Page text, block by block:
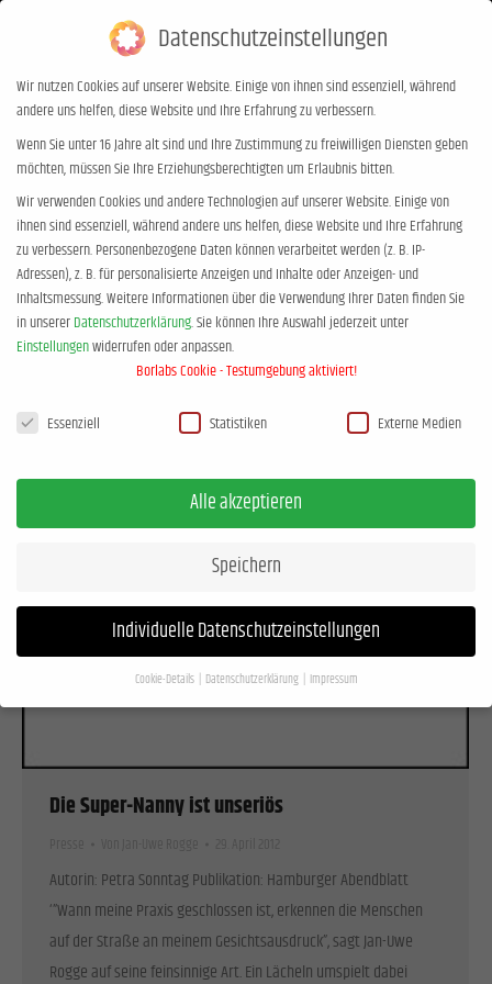
0,00€
Tages-Archive:29. April 2012
Sie befinden sich hier:
Start 2012 April 29
Die Super-Nanny ist unseriös
Autorin: Petra Sonntag Publikation: Hamburger Abendblatt
‘”Wann meine Praxis geschlossen ist, erkennen die Menschen
auf der Straße an meinem Gesichtsausdruck”, sagt Jan-Uwe
Rogge auf seine feinsinnige Art. Ein Lächeln umspielt dabei
Datenschutzeinstellungen
Wir nutzen Cookies auf unserer Website. Einige von ihnen sind essenziell, während
andere uns helfen, diese Website und Ihre Erfahrung zu verbessern.
Wenn Sie unter 16 Jahre alt sind und Ihre Zustimmung zu freiwilligen Diensten geben
möchten, müssen Sie Ihre Erziehungsberechtigten um Erlaubnis bitten.
Wir verwenden Cookies und andere Technologien auf unserer Website. Einige von
ihnen sind essenziell, während andere uns helfen, diese Website und Ihre Erfahrung
zu verbessern.Personenbezogene Daten können verarbeitet werden (z. B. IP-
Adressen), z. B. für personalisierte Anzeigen und Inhalte oder Anzeigen- und
Inhaltsmessung.Weitere Informationen über die Verwendung Ihrer Daten finden Sie
in unsererDatenschutzerklärung.Sie können Ihre Auswahl jederzeit unter
Einstellungenwiderrufen oder anpassen.
Borlabs Cookie - Testumgebung aktiviert!
Datenschutzeinstellungen
Essenziell Statistiken Externe Medien
Alle akzeptieren
Speichern
Individuelle Datenschutzeinstellungen
Cookie-Details Datenschutzerklärung Impressum
Datenschutzeinstellungen
Wenn Sie unter 16 Jahre alt sind und Ihre Zustimmung zu freiwilligen Diensten geben
Wir verwenden Cookies und andere Technologien auf unserer Website. Einige von
Adressen), z. B. für personalisierte Anzeigen und Inhalte oder Anzeigen- und
Inhaltsmessung.Weitere Informationen über die Verwendung Ihrer Daten finden Sie
in unsererDatenschutzerklärung
Hier finden Sie eine Übersicht über alle verwendeten Cookies. Sie können Ihre